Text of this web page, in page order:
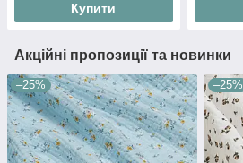
Купити
Акційні пропозиції та новинки
–25% –25%